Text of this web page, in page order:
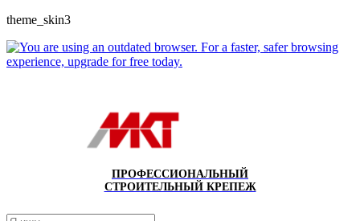
theme_skin3
ПРОФЕССИОНАЛЬНЫЙ
СТРОИТЕЛЬНЫЙ КРЕПЕЖ